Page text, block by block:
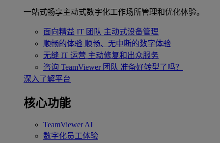
一站式畅享主动式数字化工作场所管理和优化体验。
面向精益 IT 团队 主动式设备管理
顺畅的体验 顺畅、无中断的数字体验
无缝 IT 运营 主动修复和出众服务
咨询 TeamViewer 团队 准备好转型了吗？
深入了解平台
核心功能
TeamViewer AI
数字化员工体验